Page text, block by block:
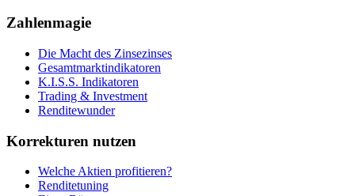
Zahlenmagie
Die Macht des Zinsezinses
Gesamtmarktindikatoren
K.I.S.S. Indikatoren
Trading & Investment
Renditewunder
Korrekturen nutzen
Welche Aktien profitieren?
Renditetuning